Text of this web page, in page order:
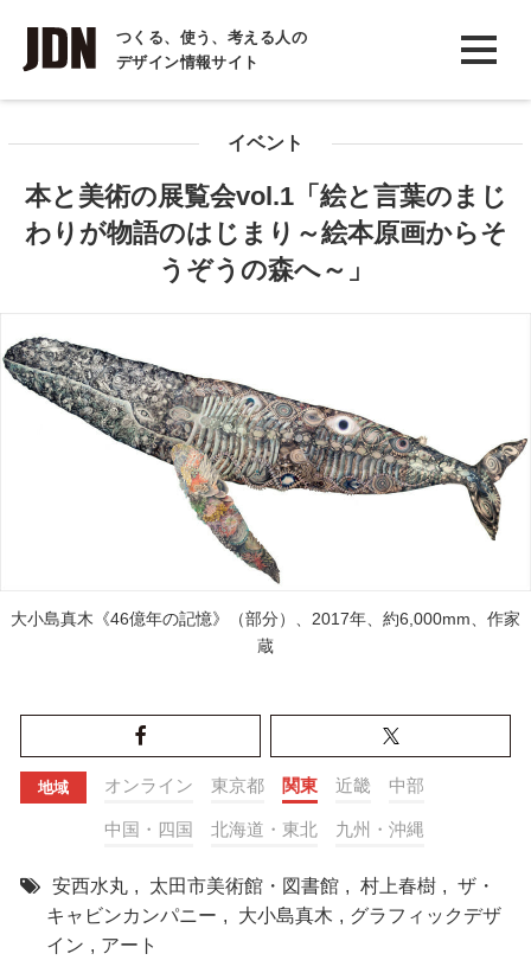
つくる、使う、考える人の
デザイン情報サイト
INTERVIEW
インタビュー
COLUMN
イベント
本と美術の展覧会vol.1「絵と言葉のまじ
わりが物語のはじまり～絵本原画からそ
うぞうの森へ～」
大小島真木《46億年の記憶》（部分）、2017年、約6,000mm、作家
蔵
地域 オンライン 東京都 関東 近畿 中部
中国・四国 北海道・東北 九州・沖縄
安西水丸 , 太田市美術館・図書館 , 村上春樹 , ザ・
キャビンカンパニー , 大小島真木 , グラフィックデザ
イン , アート